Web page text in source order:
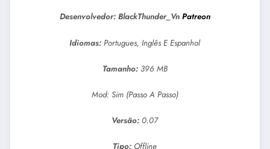
Desenvolvedor: BlackThunder_Vn Patreon
Idiomas: Portugues, Inglês E Espanhol
Tamanho:396 MB
Mod: Sim (Passo A Passo)
Versão: 0.07
Tipo: Offline